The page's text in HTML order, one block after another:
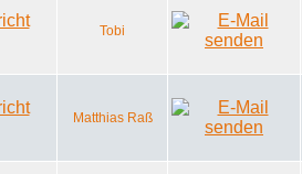
Tobi
Matthias Raß